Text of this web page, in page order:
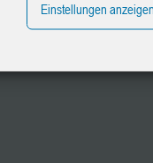
Einstellungen